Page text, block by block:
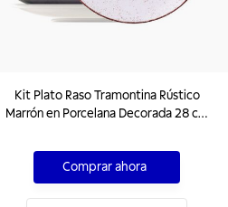
Kit Plato Raso Tramontina Rústico
Marrón en Porcelana Decorada 28 cm
Comprar ahora